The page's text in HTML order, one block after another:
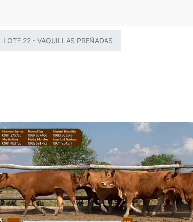
LOTE 22 - VAQUILLAS PREÑADAS